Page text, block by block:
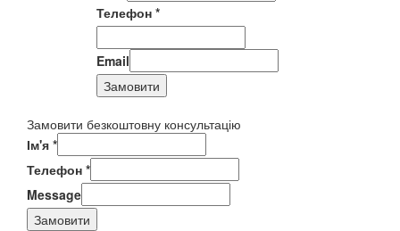
Телефон *
Email
Замовити
Замовити безкоштовну консультацію
Ім'я *
Телефон *
Message
Замовити